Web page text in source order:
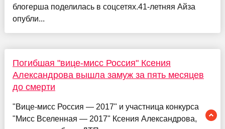
блогерша поделилась в соцсетях.41-летняя Айза
опубли...
Погибшая "вице-мисс Россия" Ксения
Александрова вышла замуж за пять месяцев
до смерти
"Вице-мисс Россия — 2017" и участница конкурса
"Мисс Вселенная — 2017" Ксения Александрова,